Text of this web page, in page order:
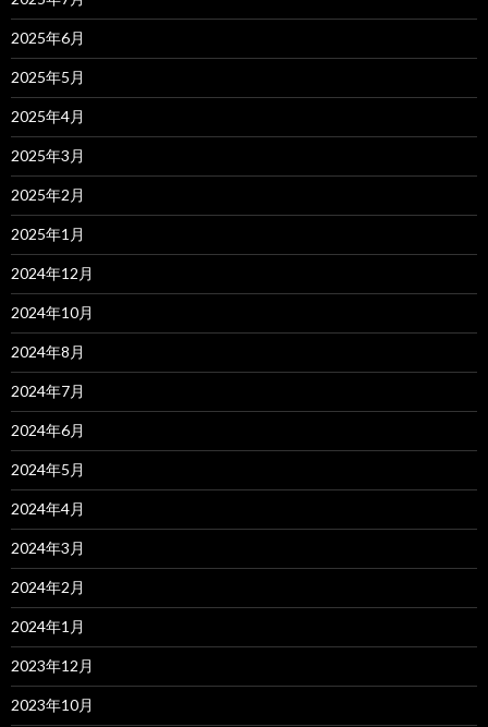
2025年6月
2025年5月
2025年4月
2025年3月
2025年2月
2025年1月
2024年12月
2024年10月
2024年8月
2024年7月
2024年6月
2024年5月
2024年4月
2024年3月
2024年2月
2024年1月
2023年12月
2023年10月